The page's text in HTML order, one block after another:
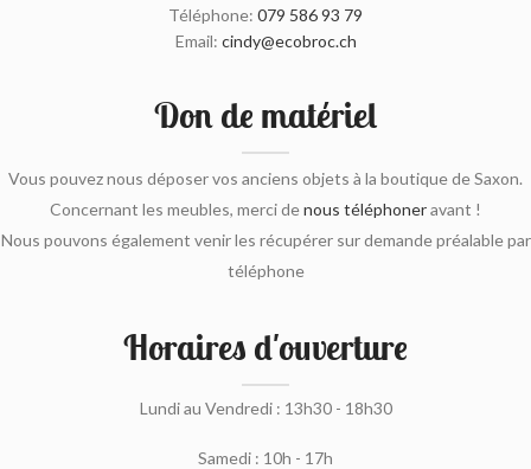
Téléphone: 079 586 93 79
Email: cindy@ecobroc.ch
Don de matériel
Vous pouvez nous déposer vos anciens objets à la boutique de Saxon.
Concernant les meubles, merci denous téléphoneravant !
Nous pouvons également venir les récupérer sur demande préalable par
téléphone
Horaires d'ouverture
Lundi au Vendredi : 13h30 - 18h30
Samedi : 10h - 17h